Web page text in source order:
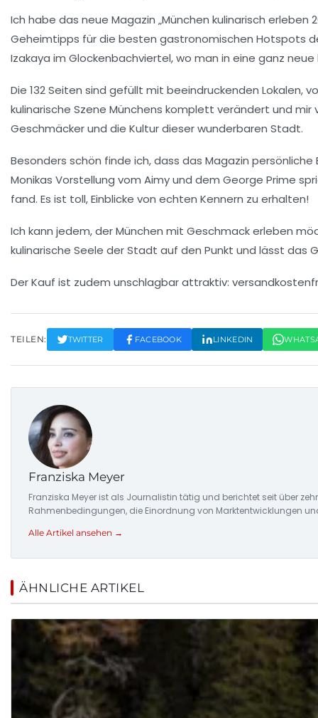
Ich habe das neue Magazin „München kulinarisch erleben
Geheimtipps für die besten gastronomischen Hotspots
Izakaya im Glockenbachviertel, wo man in eine ganz
Die 132 Seiten sind gefüllt mit beeindruckenden Lokalen,
kulinarische Szene Münchens komplett verändert und mir
Geschmäcker und die Kultur dieser wunderbaren Stadt.
Besonders schön finde ich, dass das Magazin
Monikas Vorstellung vom Aimy und dem George Prime
fand. Es ist toll, Einblicke von echten Kennern zu erhalten!
Ich kann jedem, der München mit Geschmackerleben
kulinarische Seele der Stadt auf den Punkt und lässt das
Der Kauf ist zudem unschlagbar attraktiv:
TEILEN: TWITTER FACEBOOK LINKEDIN
Franziska Meyer
Franziska Meyer ist als Journalistin tätig und berichtet seit über
Rahmenbedingungen, die Einordnung von Marktentwicklungen
Alle Artikel ansehen →
ÄHNLICHE ARTIKEL